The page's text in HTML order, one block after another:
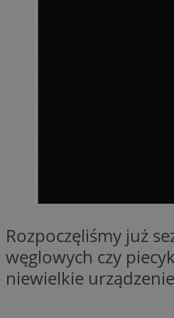
Rozpoczęliśmy już
węglowych czy
niewielkie